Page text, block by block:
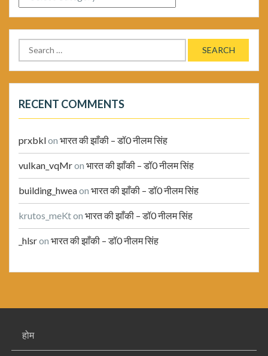
Search
for:
RECENT COMMENTS
prxbklon भारत की झाँकी – डॉ0 नीलम सिंह
vulkan_vqMron भारत की झाँकी – डॉ0 नीलम सिंह
building_hweaon भारत की झाँकी – डॉ0 नीलम सिंह
krutos_meKton भारत की झाँकी – डॉ0 नीलम सिंह
_hlsron भारत की झाँकी – डॉ0 नीलम सिंह
होम